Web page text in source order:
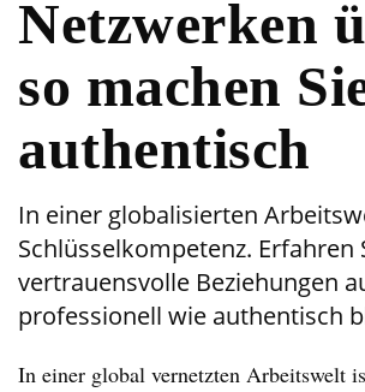
Netzwerken
so machen
authentisch
In einer globalisierten
Schlüsselkompetenz.
vertrauensvolle Beziehungen
professionell wie authentisch
In einer global vernetzten Arbeitswelt